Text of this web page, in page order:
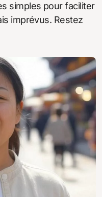
simples pour faciliter
imprévus. Restez